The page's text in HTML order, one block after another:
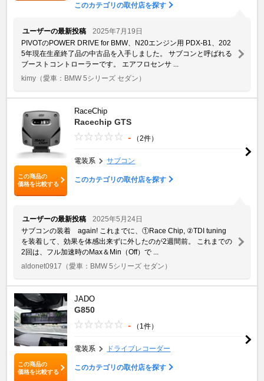
このカテゴリの取付店を探す
ユーザーの最新投稿
2025年7月19日
PIVOTのPOWER DRIVE for BMW、N20エンジン用 PDX-B1、202
5年現在生産終了品の中古品を入手しました。 サブコンと呼ばれる
ブーストコントローラーです。 エアフロセンサ ...
kimy （愛車：BMW 5シリーズ セダン）
この商品の
価格を比較する
RaceChip
Racechip GTS
- （2件）
電装系 サブコン
このカテゴリの取付店を探す
ユーザーの最新投稿
2025年5月24日
サブコンの装着 again! これまでに、①Race Chip, ②TDI tuning
を装着して、効果を体感出来ずに外したのが2週間前。 これまでの
2回は、フル加速時のMax＆Min（Off）で ...
aldonet0917 （愛車：BMW 5シリーズ セダン）
この商品の
価格を比較する
JADO
G850
- （1件）
電装系 ドライブレコーダー
このカテゴリの取付店を探す